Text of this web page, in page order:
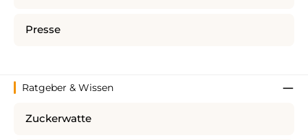
Presse
Ratgeber & Wissen
Zuckerwatte